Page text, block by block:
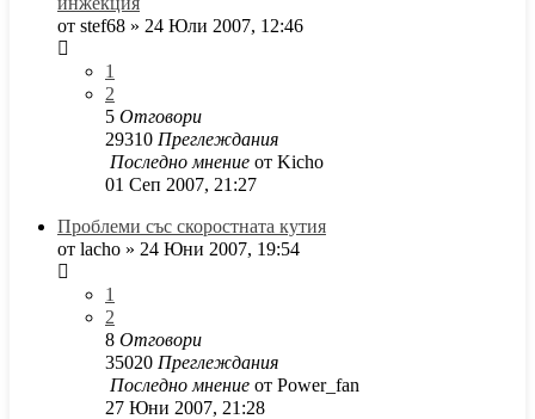
от stef68 » 24 Юли 2007, 12:46
1
2
5 Отговори
29310 Преглеждания
Последно мнение от Kicho
01 Сеп 2007, 21:27
Проблеми със скоростната кутия
от lacho » 24 Юни 2007, 19:54
1
2
8 Отговори
35020 Преглеждания
Последно мнение от Power_fan
27 Юни 2007, 21:28